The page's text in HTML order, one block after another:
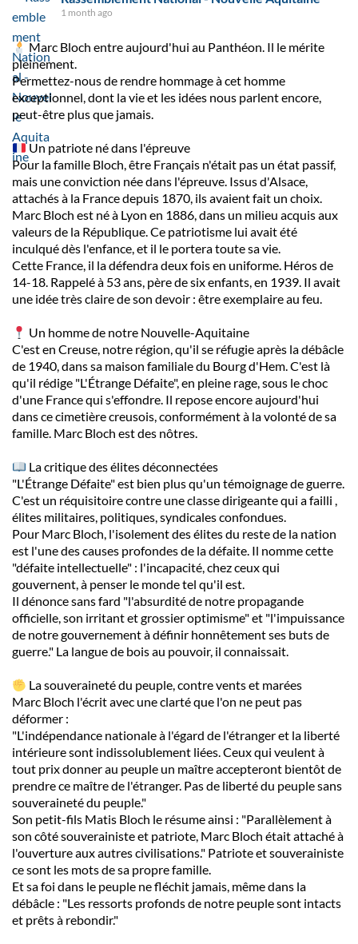
1 month ago
Marc Bloch entre aujourd'hui au Panthéon. Il le mérite
pleinement.
Permettez-nous de rendre hommage à cet homme
exceptionnel, dont la vie et les idées nous parlent encore,
peut-être plus que jamais.
Un patriote né dans l'épreuve
Pour la famille Bloch, être Français n'était pas un état passif,
mais une conviction née dans l'épreuve. Issus d'Alsace,
attachés à la France depuis 1870, ils avaient fait un choix.
Marc Bloch est né à Lyon en 1886, dans un milieu acquis aux
valeurs de la République. Ce patriotisme lui avait été
inculqué dès l'enfance, et il le portera toute sa vie.
Cette France, il la défendra deux fois en uniforme. Héros de
14-18. Rappelé à 53 ans, père de six enfants, en 1939. Il avait
une idée très claire de son devoir : être exemplaire au feu.
Un homme de notre Nouvelle-Aquitaine
C'est en Creuse, notre région, qu'il se réfugie après la débâcle
de 1940, dans sa maison familiale du Bourg d'Hem. C'est là
qu'il rédige "L'Étrange Défaite", en pleine rage, sous le choc
d'une France qui s'effondre. Il repose encore aujourd'hui
dans ce cimetière creusois, conformément à la volonté de sa
famille. Marc Bloch est des nôtres.
La critique des élites déconnectées
"L'Étrange Défaite" est bien plus qu'un témoignage de guerre.
C'est un réquisitoire contre une classe dirigeante qui a failli ,
élites militaires, politiques, syndicales confondues.
Pour Marc Bloch, l'isolement des élites du reste de la nation
est l'une des causes profondes de la défaite. Il nomme cette
"défaite intellectuelle" : l'incapacité, chez ceux qui
gouvernent, à penser le monde tel qu'il est.
Il dénonce sans fard "l'absurdité de notre propagande
officielle, son irritant et grossier optimisme" et "l'impuissance
de notre gouvernement à définir honnêtement ses buts de
guerre." La langue de bois au pouvoir, il connaissait.
La souveraineté du peuple, contre vents et marées
Marc Bloch l'écrit avec une clarté que l'on ne peut pas
déformer :
"L'indépendance nationale à l'égard de l'étranger et la liberté
intérieure sont indissolublement liées. Ceux qui veulent à
tout prix donner au peuple un maître accepteront bientôt de
prendre ce maître de l'étranger. Pas de liberté du peuple sans
souveraineté du peuple."
Son petit-fils Matis Bloch le résume ainsi : "Parallèlement à
son côté souverainiste et patriote, Marc Bloch était attaché à
l'ouverture aux autres civilisations." Patriote et souverainiste
ce sont les mots de sa propre famille.
Et sa foi dans le peuple ne fléchit jamais, même dans la
débâcle : "Les ressorts profonds de notre peuple sont intacts
et prêts à rebondir."